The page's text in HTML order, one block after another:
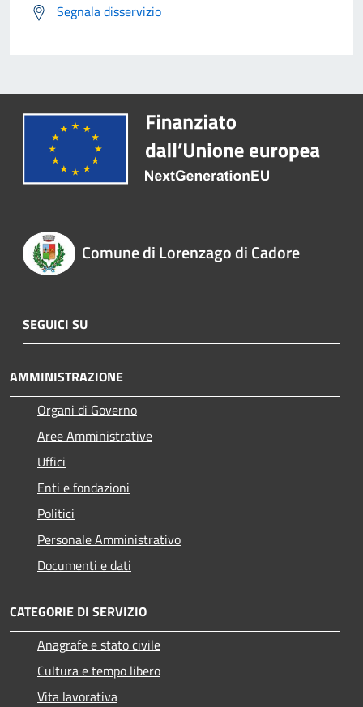
Segnala disservizio
Comune di Lorenzago di Cadore
SEGUICI SU
AMMINISTRAZIONE
Organi di Governo
Aree Amministrative
Uffici
Enti e fondazioni
Politici
Personale Amministrativo
Documenti e dati
CATEGORIE DI SERVIZIO
Anagrafe e stato civile
Cultura e tempo libero
Vita lavorativa